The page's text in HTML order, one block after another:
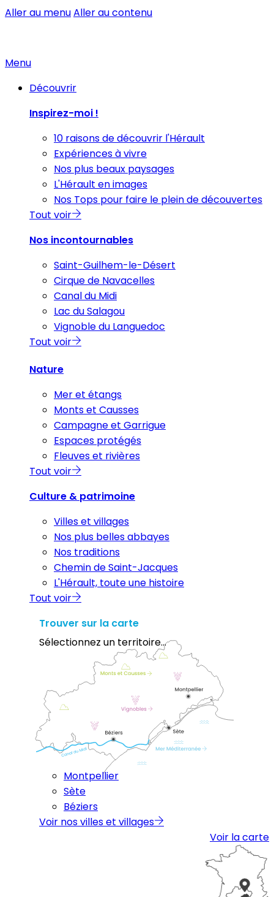
Aller au menuAller au contenu
Menu
Découvrir
Inspirez-moi !
10 raisons de découvrir l'Hérault
Expériences à vivre
Nos plus beaux paysages
L'Hérault en images
Nos Tops pour faire le plein de découvertes
Tout voir
Nos incontournables
Saint-Guilhem-le-Désert
Cirque de Navacelles
Canal du Midi
Lac du Salagou
Vignoble du Languedoc
Tout voir
Nature
Mer et étangs
Monts et Causses
Campagne et Garrigue
Espaces protégés
Fleuves et rivières
Tout voir
Culture & patrimoine
Villes et villages
Nos plus belles abbayes
Nos traditions
Chemin de Saint-Jacques
L'Hérault, toute une histoire
Tout voir
Trouver sur la carte
Sélectionnez un territoire...
Montpellier
Sète
Béziers
Voir nos villes et villages
Voir la carte